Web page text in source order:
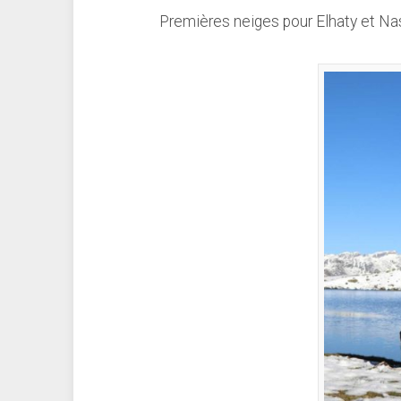
Premières neiges pour Elhaty et